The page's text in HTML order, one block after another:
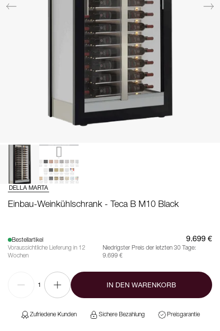
DELLA MARTA
Einbau-Weinkühlschrank - Teca B M10 Black
Bestellartikel
Voraussichtliche Lieferung in 12
Wochen
9.699 €
Niedrigster Preis der letzten 30 Tage:
9.699 €
1 IN DEN WARENKORB
Zufriedene Kunden Sichere Bezahlung Preisgarantie